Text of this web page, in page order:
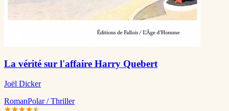
La vérité sur l'affaire Harry Quebert
Joël Dicker
RomanPolar / Thriller